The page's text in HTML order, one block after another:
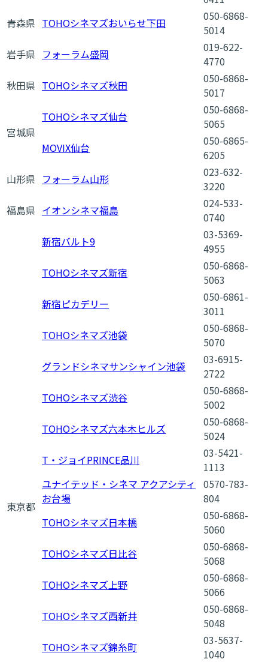
青森県 TOHOシネマズおいらせ下田
050-6868-
5014
岩手県 フォーラム盛岡
019-622-
4770
秋田県 TOHOシネマズ秋田
050-6868-
5017
宮城県
TOHOシネマズ仙台
050-6868-
5065
MOVIX仙台
050-6865-
6205
山形県 フォーラム山形
023-632-
3220
福島県 イオンシネマ福島
024-533-
0740
東京都
新宿バルト9
03-5369-
4955
TOHOシネマズ新宿
050-6868-
5063
新宿ピカデリー
050-6861-
3011
TOHOシネマズ池袋
050-6868-
5070
グランドシネマサンシャイン池袋
03-6915-
2722
TOHOシネマズ渋谷
050-6868-
5002
TOHOシネマズ六本木ヒルズ
050-6868-
5024
T・ジョイPRINCE品川
03-5421-
1113
ユナイテッド・シネマ アクアシティ
お台場
0570-783-
804
TOHOシネマズ日本橋
050-6868-
5060
TOHOシネマズ日比谷
050-6868-
5068
TOHOシネマズ上野
050-6868-
5066
TOHOシネマズ西新井
050-6868-
5048
TOHOシネマズ錦糸町
03-5637-
1040